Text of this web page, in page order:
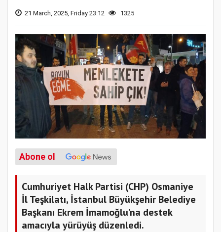
21 March, 2025, Friday 23:12 1325
Abone ol
Cumhuriyet Halk Partisi (CHP) Osmaniye
İl Teşkilatı, İstanbul Büyükşehir Belediye
Başkanı Ekrem İmamoğlu’na destek
amacıyla yürüyüş düzenledi.